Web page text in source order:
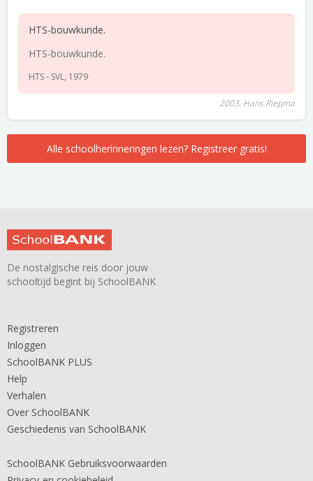
HTS-bouwkunde.
HTS-bouwkunde.
HTS - SVL, 1979
2003, Hans Riepma
Alle schoolherinneringen lezen? Registreer gratis!
De nostalgische reis door jouw
schooltijd begint bij SchoolBANK
Registreren
Inloggen
SchoolBANK PLUS
Help
Verhalen
Over SchoolBANK
Geschiedenis van SchoolBANK
SchoolBANK Gebruiksvoorwaarden